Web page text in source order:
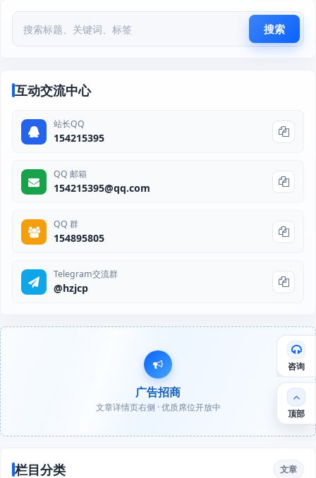
搜索
互动交流中心
站长QQ
154215395
QQ 邮箱
154215395@qq.com
QQ 群
154895805
Telegram交流群
@hzjcp
广告招商
文章详情页右侧 · 优质席位开放中
栏目分类 文章
咨询
顶部